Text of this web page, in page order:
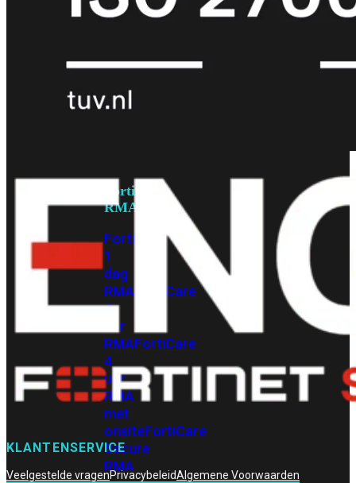
FortiCare
Essentials
Premium
FortiCare
RMA
FortiCare
1
dag
RMA FortiCare
4
uur
RMAFortiCare
4
uur
RMA
met
onsiteFortiCare
Secure
RMA
KLANTENSERVICE
Veelgestelde vragenPrivacybeleidAlgemene Voorwaarden